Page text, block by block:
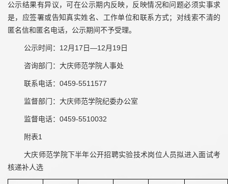
公示结果有异议，可在公示期内反映，反映情况和问题必须实事求
是，应签署或告知真实姓名、工作单位和联系方式；对线索不清的
匿名信和匿名电话，公示期间不予受理。
公示时间：12月17日—12月19日
咨询部门：大庆师范学院人事处
联系电话：0459-5511577
监督部门：大庆师范学院纪委办公室
监督电话：0459-5510032
附表1
大庆师范学院下半年公开招聘实验技术岗位人员拟进入面试考
核递补人选